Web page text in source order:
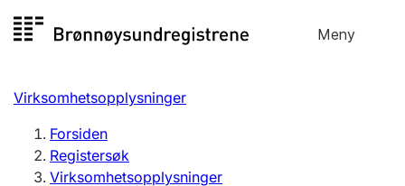
til
Meny
Registersøk
Aksjeselskap
Virksomhetsopplysninger
Forsiden
Registersøk
Virksomhetsopplysninger